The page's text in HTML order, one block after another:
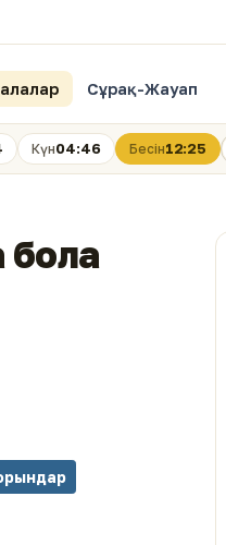
Сұрақ-Жауап
Күн04:46 Бесін12:25
бола